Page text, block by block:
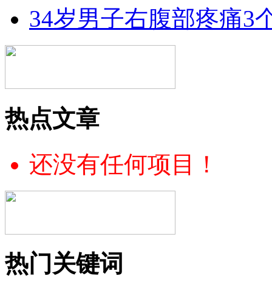
34岁男子右腹部疼痛3
热点文章
还没有任何项目！
热门关键词